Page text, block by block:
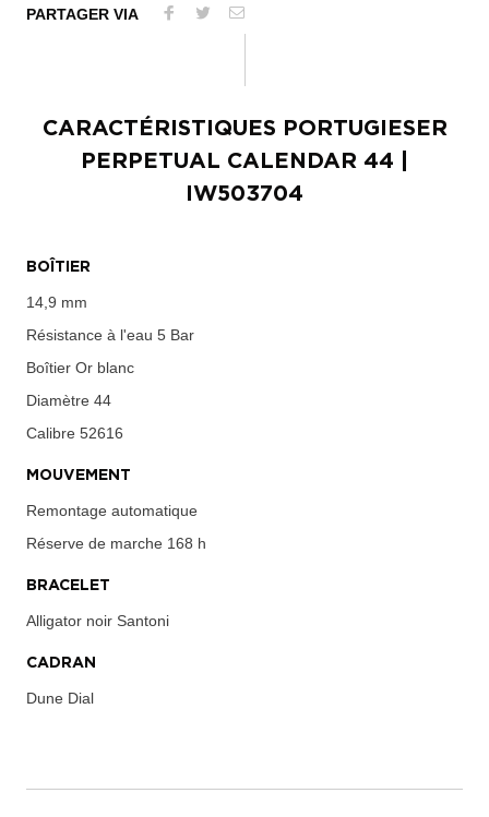
PARTAGER VIA
CARACTÉRISTIQUES PORTUGIESER
PERPETUAL CALENDAR 44
IW503704
BOÎTIER
14,9 mm
Résistance à l'eau 5 Bar
Boîtier Or blanc
Diamètre 44
Calibre 52616
MOUVEMENT
Remontage automatique
Réserve de marche 168 h
BRACELET
Alligator noir Santoni
CADRAN
Dune Dial